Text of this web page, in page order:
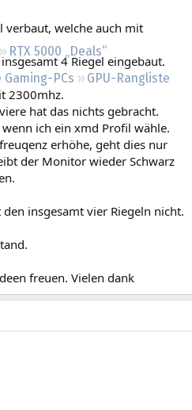
RTX 5000 „Deals“
Gaming-PCs
GPU-Rangliste
verbaut, welche auch mit
4 Riegel eingebaut.
2300mhz.
hat das nichts gebracht.
ich ein xmd Profil wähle.
erhöhe, geht dies nur
der Monitor wieder Schwarz
insgesamt vier Riegeln nicht.
freuen. Vielen dank